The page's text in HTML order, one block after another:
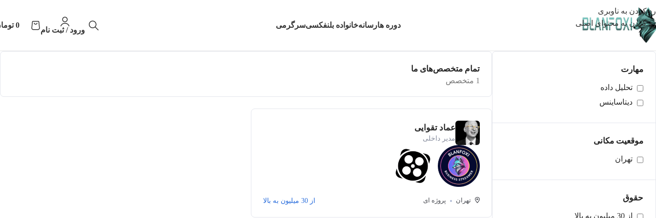
رد کردن به ناوبری
رد کردن به محتوای اصلی
دوره هارسانهخانواده بلنفکسیسرگرمی
ورود / ثبت نام
0
مهارت
تحلیل داده
دیتاساینس
موقعیت مکانی
تهران
حقوق
از 30 میلیون به بالا
تمام متخصص‌های ما
1 متخصص
عماد تقوایی
مدیر داخلی
تهران پروژه ای از 30 میلیون به بالا